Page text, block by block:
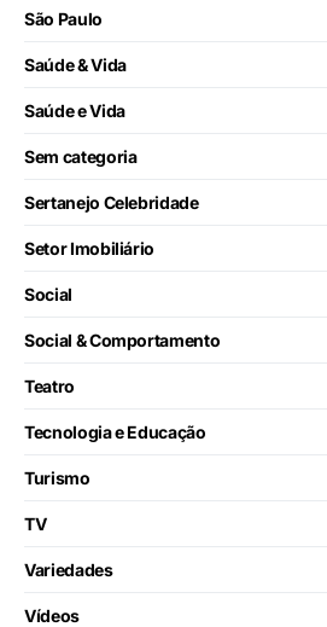
São Paulo
Saúde & Vida
Saúde e Vida
Sem categoria
Sertanejo Celebridade
Setor Imobiliário
Social
Social & Comportamento
Teatro
Tecnologia e Educação
Turismo
TV
Variedades
Vídeos